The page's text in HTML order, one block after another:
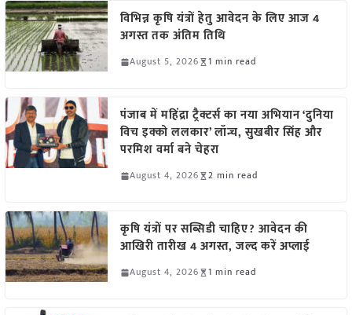
विभिन्न कृषि यंत्रों हेतु आवेदन के लिए आज 4
अगस्त तक अंतिम तिथि
August 5, 2026 1 min read
पंजाब में महिंद्रा ट्रैक्टर्स का नया अभियान ‘दुनिया
विच इक्को ललकार’ लॉन्च, सुखबीर सिंह और
परमिश वर्मा बने चेहरा
August 4, 2026 2 min read
कृषि यंत्रों पर सब्सिडी चाहिए? आवेदन की
आखिरी तारीख 4 अगस्त, जल्द करें अप्लाई
August 4, 2026 1 min read